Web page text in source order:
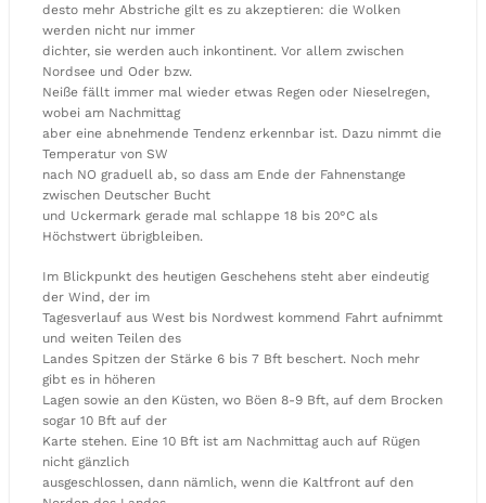
desto mehr Abstriche gilt es zu akzeptieren: die Wolken
werden nicht nur immer
dichter, sie werden auch inkontinent. Vor allem zwischen
Nordsee und Oder bzw.
Neiße fällt immer mal wieder etwas Regen oder Nieselregen,
wobei am Nachmittag
aber eine abnehmende Tendenz erkennbar ist. Dazu nimmt die
Temperatur von SW
nach NO graduell ab, so dass am Ende der Fahnenstange
zwischen Deutscher Bucht
und Uckermark gerade mal schlappe 18 bis 20°C als
Höchstwert übrigbleiben.
Im Blickpunkt des heutigen Geschehens steht aber eindeutig
der Wind, der im
Tagesverlauf aus West bis Nordwest kommend Fahrt aufnimmt
und weiten Teilen des
Landes Spitzen der Stärke 6 bis 7 Bft beschert. Noch mehr
gibt es in höheren
Lagen sowie an den Küsten, wo Böen 8-9 Bft, auf dem Brocken
sogar 10 Bft auf der
Karte stehen. Eine 10 Bft ist am Nachmittag auch auf Rügen
nicht gänzlich
ausgeschlossen, dann nämlich, wenn die Kaltfront auf den